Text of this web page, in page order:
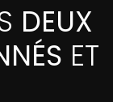
DEUX
ET